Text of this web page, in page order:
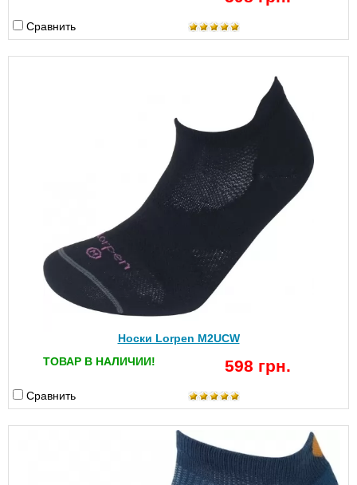
Сравнить
Носки Lorpen M2UCW
ТОВАР В НАЛИЧИИ!
598 грн.
Сравнить